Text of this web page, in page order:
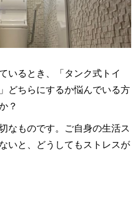
いるとき、「タンク式トイ
どちらにするか悩んでいる方
？
なものです。ご自身の生活ス
いと、どうしてもストレスが